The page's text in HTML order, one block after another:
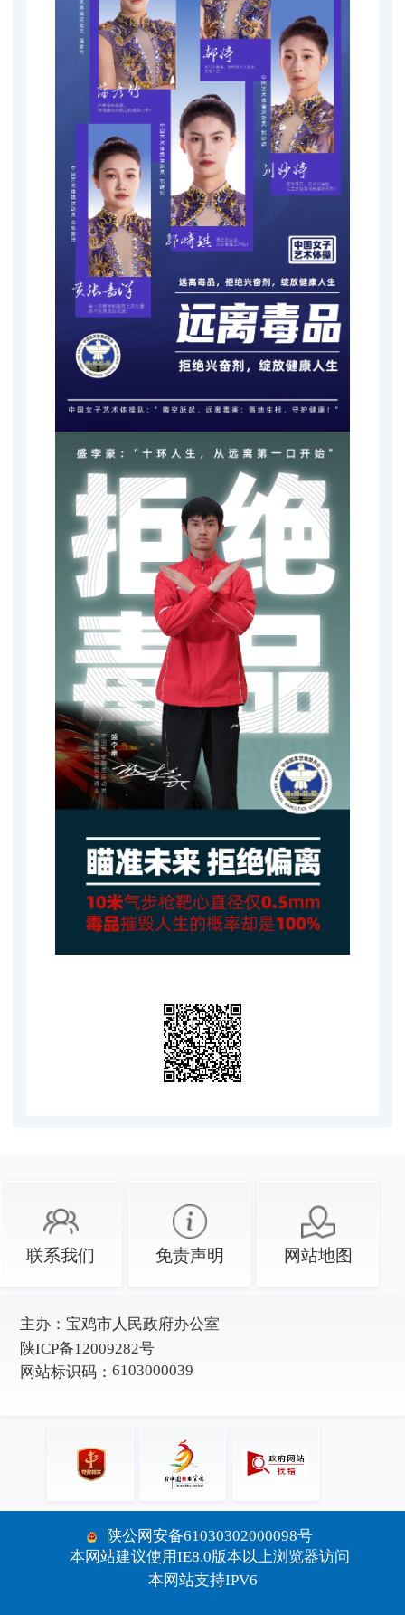
联系我们 免责声明 网站地图
主办： 宝鸡市人民政府办公室
陕ICP备12009282号
网站标识码： 6103000039
陕公网安备61030302000098号
本网站建议使用IE8.0版本以上浏览器访问
本网站支持IPV6